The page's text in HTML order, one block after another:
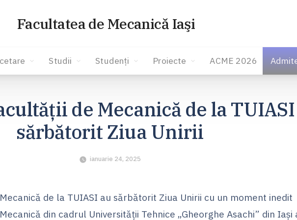
Facultatea de Mecanică Iaşi
Studii Studenți Proiecte ACME 2026
de Mecanică de la
sărbătorit Ziua Unirii
ianuarie 24, 2025
de la TUIASI au sărbătorit Ziua Unirii cu un moment inedit
din cadrul Universității Tehnice „Gheorghe Asachi” din Iași